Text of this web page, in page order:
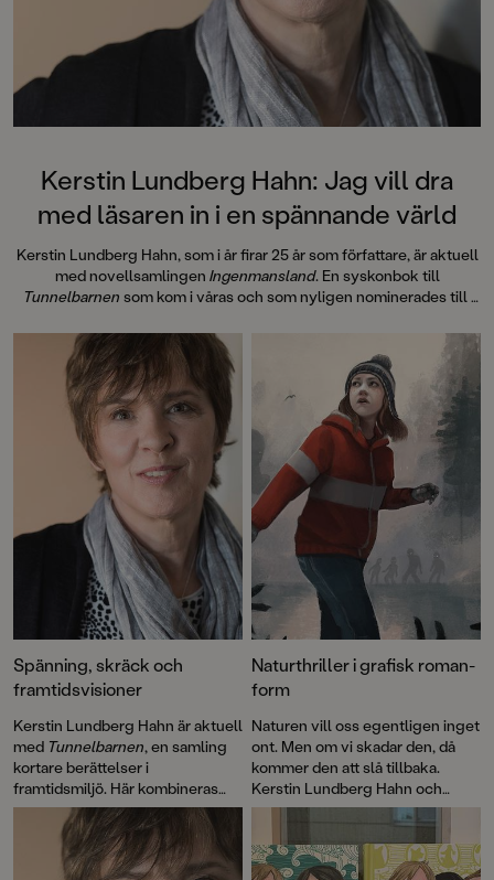
Hallhagen tipsar
böcker för barn
SvD"Mycket
särskilt att rutscha
Dahlbergs bilder
en enda sekund.
uppslag finns tusen
följa familjens hund
sniffande äventyr."
DN"En bok som
BTJ.
Kerstin Lundberg Hahn: Jag vill dra
med läsaren in i en spännande värld
Kerstin Lundberg Hahn, som i år firar 25 år som författare, är aktuell
med novellsamlingen Ingenmansland. En syskonbok till
Tunnelbarnen som kom i våras och som nyligen nominerades till
Spänning, skräck och
framtidsvisioner
Kerstin Lundberg Hahn är aktuell
med Tunnelbarnen, en samling
kortare berättelser i
framtidsmiljö. Här kombineras
nagelbitarspänning med tankar
om livets små och stora frågor;
klimatförändringar, klass, natur
på liv och död, vänskap och
Naturthriller i grafisk roman-
form
Naturen vill oss egentligen inget
ont. Men om vi skadar den, då
kommer den att slå tillbaka.
Kerstin Lundberg Hahn och
Elisabeth Widmarks grafiska
är en saga och en
thriller, en berättelse om kärlek
och om hämnd, förankrad i